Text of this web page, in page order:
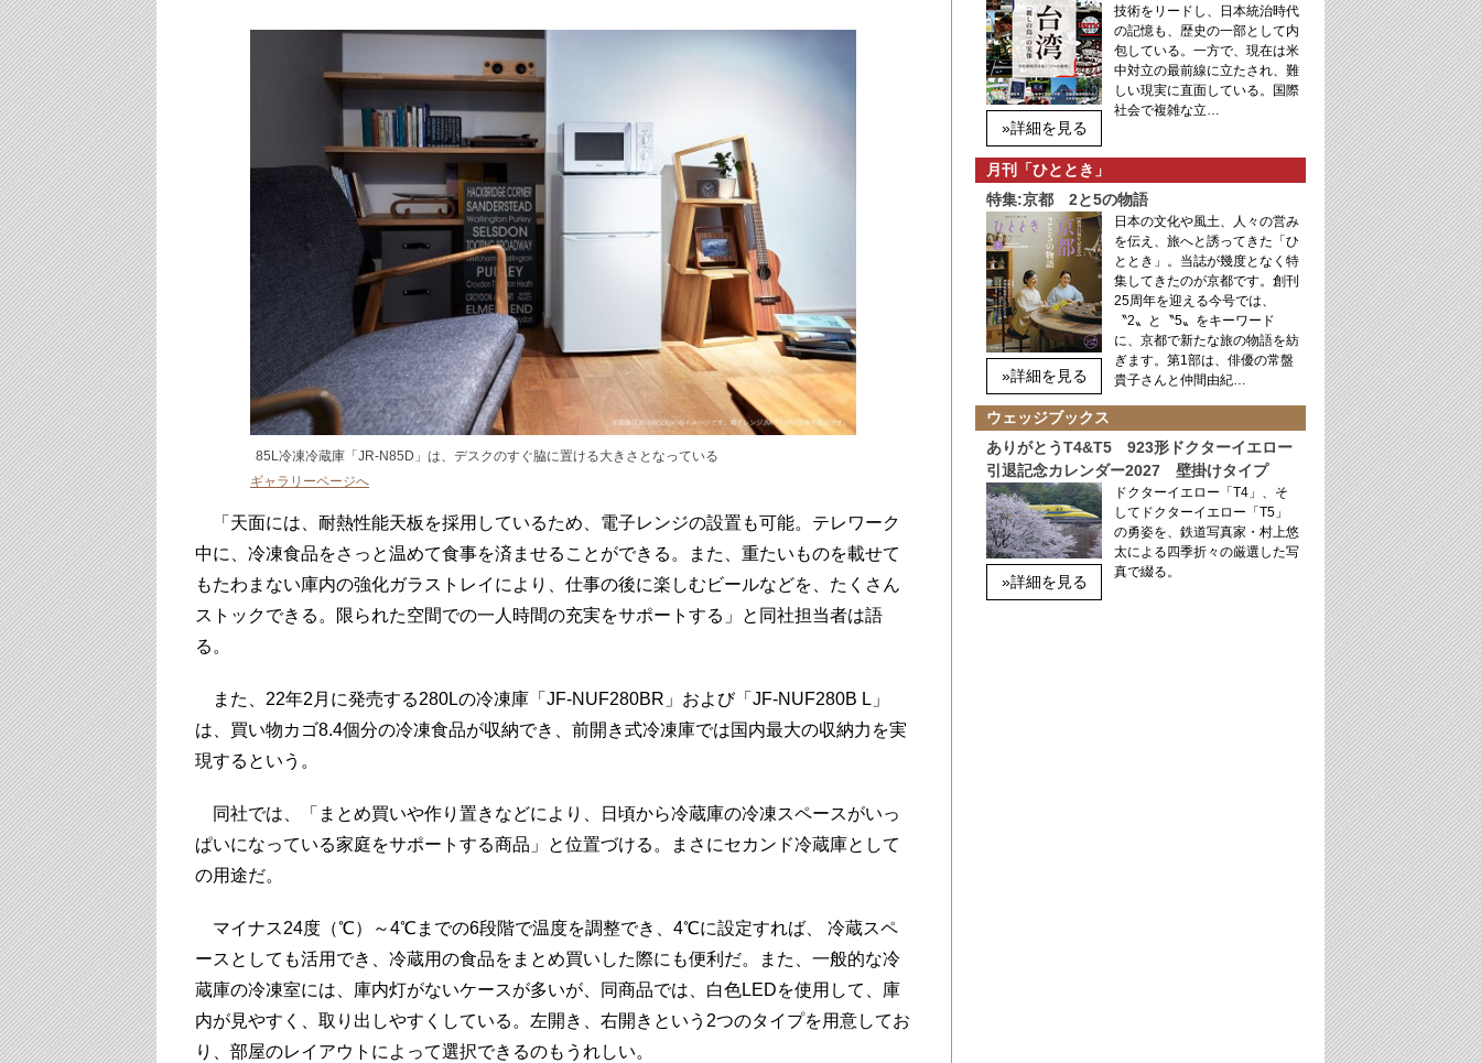
85L冷凍冷蔵庫「JR-N85D」は、デスクのすぐ脇に置ける大きさとなっている
ギャラリーページへ
「天面には、耐熱性能天板を採用しているため、電子レンジの設置も可能。テレワーク
中に、冷凍食品をさっと温めて食事を済ませることができる。また、重たいものを載せて
もたわまない庫内の強化ガラストレイにより、仕事の後に楽しむビールなどを、たくさん
ストックできる。限られた空間での一人時間の充実をサポートする」と同社担当者は語
る。
また、22年2月に発売する280Lの冷凍庫「JF-NUF280BR」および「JF-NUF280B L」
は、買い物カゴ8.4個分の冷凍食品が収納でき、前開き式冷凍庫では国内最大の収納力を実
現するという。
同社では、「まとめ買いや作り置きなどにより、日頃から冷蔵庫の冷凍スペースがいっ
ぱいになっている家庭をサポートする商品」と位置づける。まさにセカンド冷蔵庫として
の用途だ。
マイナス24度（℃）～4℃までの6段階で温度を調整でき、4℃に設定すれば、 冷蔵スペ
ースとしても活用でき、冷蔵用の食品をまとめ買いした際にも便利だ。また、一般的な冷
蔵庫の冷凍室には、庫内灯がないケースが多いが、同商品では、白色LEDを使用して、庫
内が見やすく、取り出しやすくしている。左開き、右開きという2つのタイプを用意してお
り、部屋のレイアウトによって選択できるのもうれしい。
»詳細を見る
技術をリードし、日本統治時代
の記憶も、歴史の一部として内
包している。一方で、現在は米
中対立の最前線に立たされ、難
しい現実に直面している。国際
社会で複雑な立…
月刊「ひととき」
特集:京都 2と5の物語
»詳細を見る
日本の文化や風土、人々の営み
を伝え、旅へと誘ってきた「ひ
ととき」。当誌が幾度となく特
集してきたのが京都です。創刊
25周年を迎える今号では、
〝2〟と〝5〟をキーワード
に、京都で新たな旅の物語を紡
ぎます。第1部は、俳優の常盤
貴子さんと仲間由紀…
ウェッジブックス
ありがとうT4&T5 923形ドクターイエロー
引退記念カレンダー2027 壁掛けタイプ
»詳細を見る
ドクターイエロー「T4」、そ
してドクターイエロー「T5」
の勇姿を、鉄道写真家・村上悠
太による四季折々の厳選した写
真で綴る。